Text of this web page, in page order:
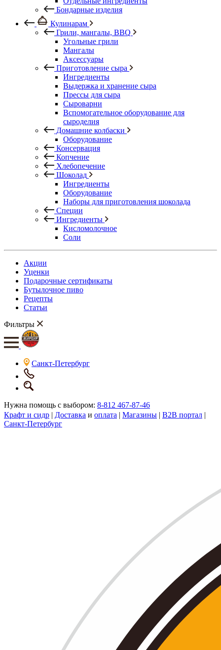
Бондарные изделия
Кулинарам
Грили, мангалы, BBQ
Угольные грили
Мангалы
Аксессуары
Приготовление сыра
Ингредиенты
Выдержка и хранение сыра
Прессы для сыра
Сыроварни
Вспомогательное оборудование для
сыроделия
Домашние колбаски
Оборудование
Консервация
Копчение
Хлебопечение
Шоколад
Ингредиенты
Оборудование
Наборы для приготовления шоколада
Специи
Ингредиенты
Кисломолочное
Соли
Акции
Уценки
Подарочные сертификаты
Бутылочное пиво
Рецепты
Статьи
Фильтры
Санкт-Петербург
Нужна помощь с выбором: 8-812 467-87-46
Крафт и сидр | Доставка и оплата | Магазины | B2B портал |
Санкт-Петербург